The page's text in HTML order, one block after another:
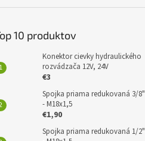
10 produktov
Konektor cievky hydraulického
rozvádzača 12V, 24V
€3
Spojka priama redukovaná 3/8"
- M18x1,5
€1,90
Spojka priama redukovaná 1/2"